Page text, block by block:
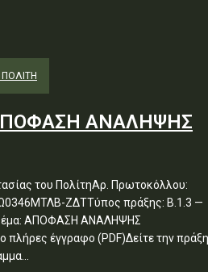
ΑΝΑΛΗΨΗΣ
του ΠολίτηΑρ. Πρωτοκόλλου:
ΖΔΤΤύπος πράξης: Β.1.3 —
ΑΠΟΦΑΣΗ ΑΝΑΛΗΨΗΣ
έγγραφο (PDF)Δείτε την πράξη